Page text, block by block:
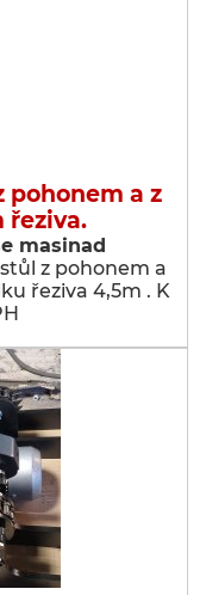
pohonem a z
řeziva.
masinad
z pohonem a
řeziva 4,5m . K